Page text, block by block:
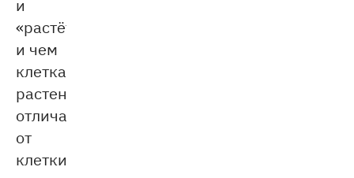
и
«растёт»,
и чем
клетка
растения
отличается
от
клетки